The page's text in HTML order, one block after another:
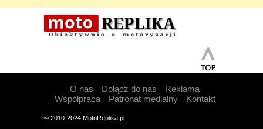
O nas Dołącz do nas
Reklama
Współpraca
Patronat medialny Kontakt
© 2010-2024 MotoReplika.pl